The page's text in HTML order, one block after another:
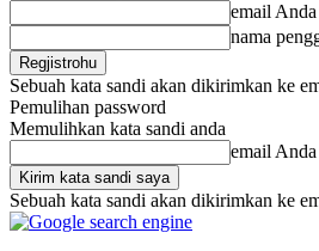
email Anda
nama
Sebuah kata sandi akan dikirimkan ke
Pemulihan password
Memulihkan kata sandi anda
email Anda
Sebuah kata sandi akan dikirimkan ke